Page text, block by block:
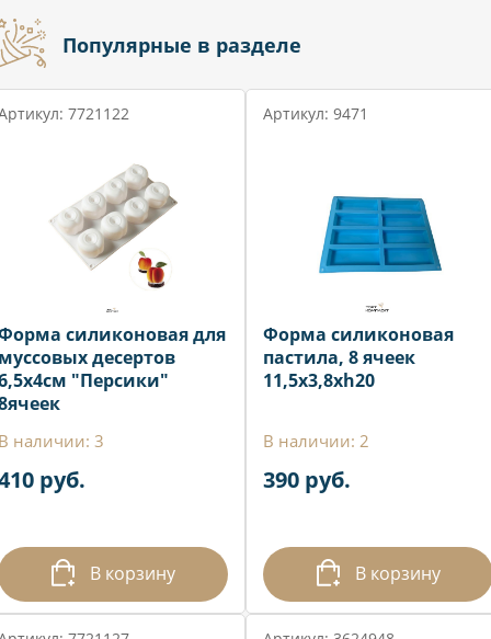
Популярные в разделе
7721122
силиконовая для
десертов
"Персики"
наличии: 3
руб.
В корзину
Артикул: 9471
Форма силиконовая
пастила, 8 ячеек
11,5х3,8хh20
В наличии: 2
390 руб.
В корзину